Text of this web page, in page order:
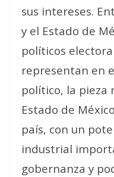
sus intereses.
y el Estado de
políticos
representan en
político, la pieza
Estado de
país, con un
industrial
gobernanza y